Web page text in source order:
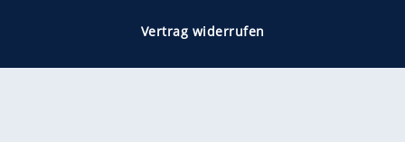
Vertrag widerrufen